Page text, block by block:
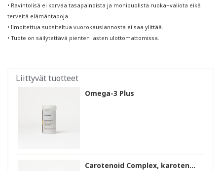
• Ravintolisä ei korvaa tasapainoista ja monipuolista ruoka¬valiota eikä
terveitä elämäntapoja.
• Ilmoitettua suositeltua vuorokausiannosta ei saa ylittää.
• Tuote on säilytettävä pienten lasten ulottomattomissa.
Liittyvät tuotteet
Omega-3 Plus
Carotenoid Complex, karoten...